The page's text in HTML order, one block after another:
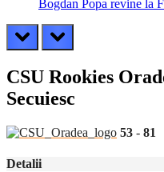
Bogdan Popa revine la
prev next
CSU Rookies
Secuiesc
53 - 81
Detalii